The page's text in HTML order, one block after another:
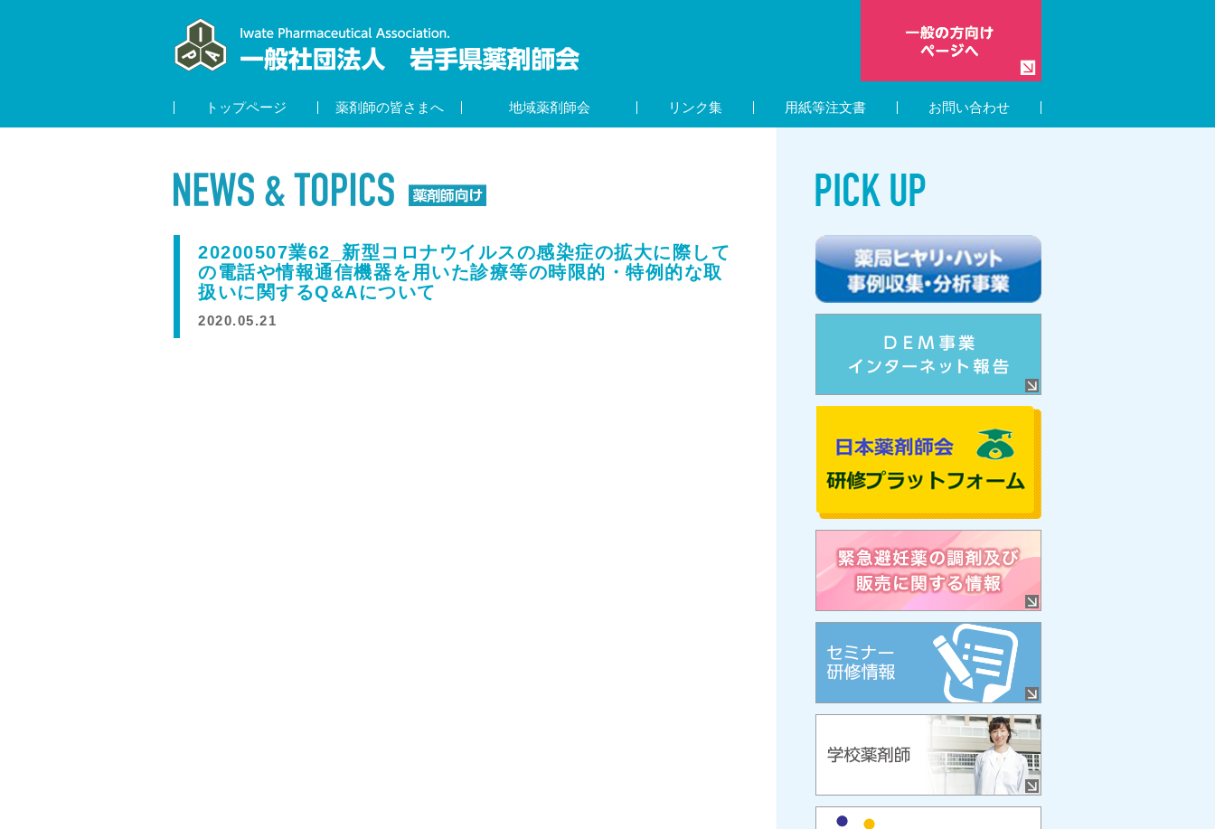
トップページ 薬剤師の皆さまへ 地域薬剤師会 リンク集 用紙等注文書 お問い合わせ
20200507業62_新型コロナウイルスの感染症の拡大に際して
の電話や情報通信機器を用いた診療等の時限的・特例的な取
扱いに関するQ&Aについて
2020.05.21